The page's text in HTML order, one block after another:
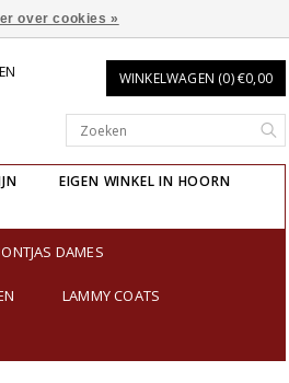
WINKELWAGEN (0) €0,00
EIGEN WINKEL IN HOORN
DAMES
LAMMY COATS
over cookies »